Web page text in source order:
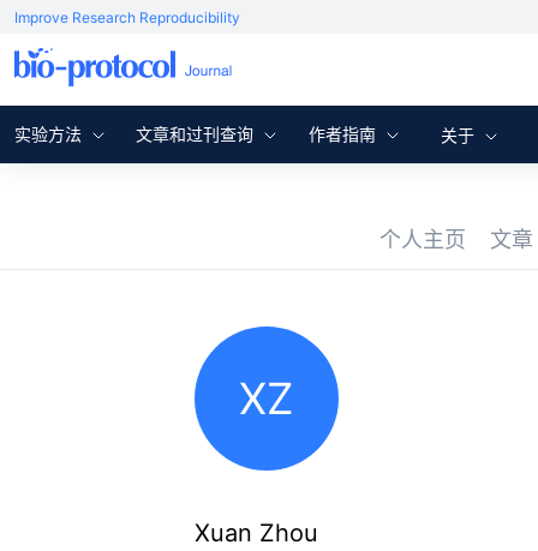
Improve Research Reproducibility
实验方法 文章和过刊查询 作者指南 关于
个人主页 文章
XZ
Xuan Zhou